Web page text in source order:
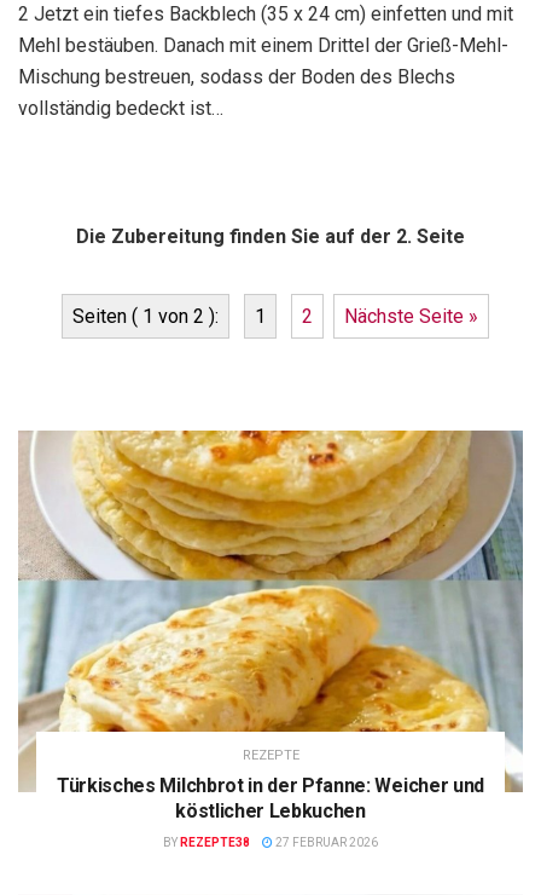
2 Jetzt ein tiefes Backblech (35 x 24 cm) einfetten und mit
Mehl bestäuben. Danach mit einem Drittel der Grieß-Mehl-
Mischung bestreuen, sodass der Boden des Blechs
vollständig bedeckt ist…
Die Zubereitung finden Sie auf der 2. Seite
Seiten ( 1 von 2 ): 1 2 Nächste Seite »
REZEPTE
Türkisches Milchbrot in der Pfanne: Weicher und
köstlicher Lebkuchen
BY REZEPTE38 27 FEBRUAR 2026